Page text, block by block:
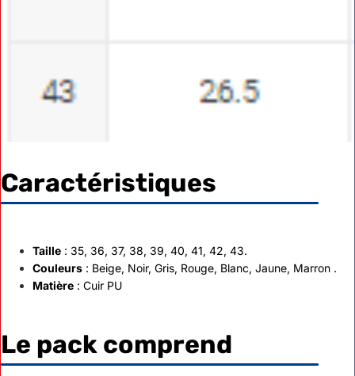
Caractéristiques
Taille : 35, 36, 37, 38, 39, 40, 41, 42, 43.
Couleurs : Beige, Noir, Gris, Rouge, Blanc, Jaune, Marron .
Matière : Cuir PU
Le pack comprend